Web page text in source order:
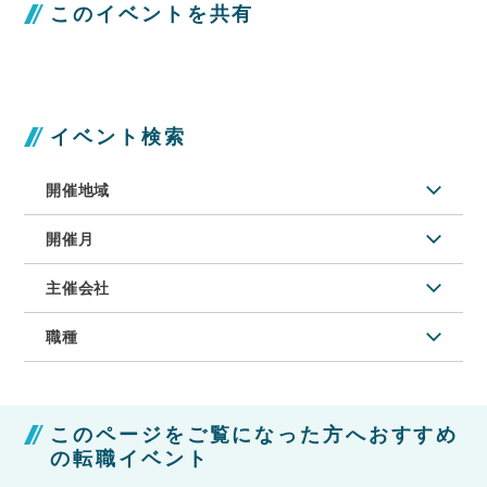
このイベントを共有
イベント検索
開催地域
開催月
主催会社
職種
このページをご覧になった方へおすすめ
の転職イベント